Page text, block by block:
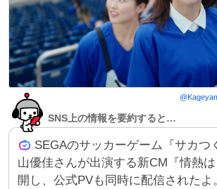
@
SNS上の情報を要約すると…
SEGAのサッカーゲーム『サカつ
山優佳さんが出演する新CM『情熱
開し、公式PVも同時に配信されたよ